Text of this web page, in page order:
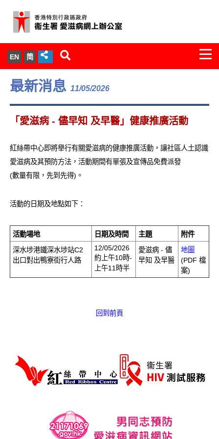
EN 简
關於我們
服務範圍
新聞發佈
愛滋病病毒感染與醫護人員專家組
愛滋病呈報表格
其他
最新消息 11/05/2026
「愛滋病 - 儘早知 及早醫」健康推廣活動
紅絲帶中心即將舉行有關愛滋病的健康推廣活動，讓社區人土認識
愛滋病及其預防方法，活動期間有單張及宣傳品免費派發
(數量有限，先到先得)。
活動的日期及地點如下：
活動場地 日期及時間 主題
附件
深水埗港鐵深水埗站C2
出口對出鴨寮街行人路
12/05/2026
約上午10時-
上午11時半
愛滋病 - 儘
早知 及早醫
地圖
(PDF 檔
案)
回到前頁